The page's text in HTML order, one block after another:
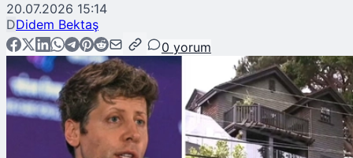
20.07.2026 15:14
DDidem Bektaş
0 yorum